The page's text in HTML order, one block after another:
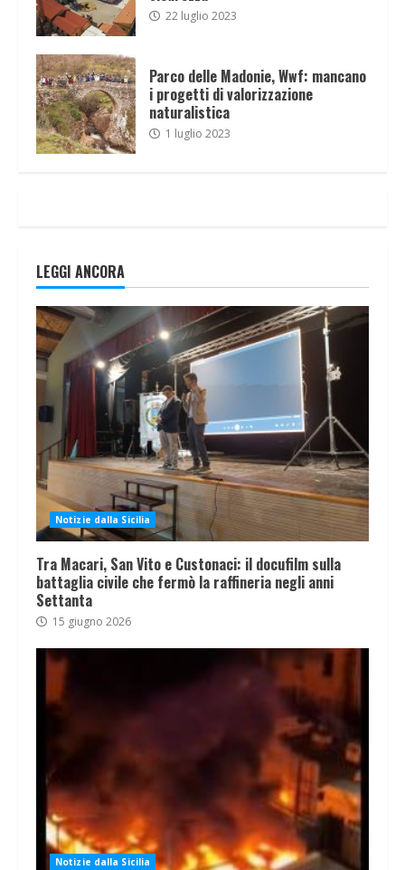
22 luglio 2023
Parco delle Madonie, Wwf: mancano
i progetti di valorizzazione
naturalistica
1 luglio 2023
LEGGI ANCORA
Notizie dalla Sicilia
Tra Macari, San Vito e Custonaci: il docufilm sulla
battaglia civile che fermò la raffineria negli anni
Settanta
15 giugno 2026
Notizie dalla Sicilia